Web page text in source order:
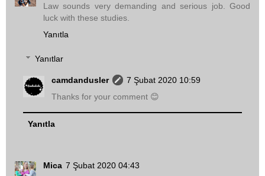
Law sounds very demanding and serious job. Good
luck with these studies.
Yanıtla
Yanıtlar
camdandusler
7 Şubat 2020 10:59
Thanks for your comment 😊
Yanıtla
Mica 7 Şubat 2020 04:43